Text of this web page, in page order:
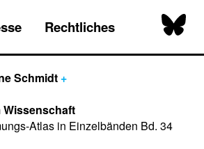
Rechtliches
Schmidt +
Atlas in Einzelbänden Bd. 34